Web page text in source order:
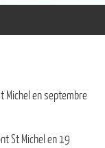
Michel en septembre
St Michel en 19